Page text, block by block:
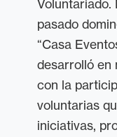
Voluntariado.
pasado
“Casa
desarrolló en
con la
voluntarias
iniciativas,